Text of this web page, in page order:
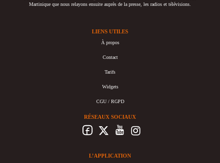
Martinique que nous relayons ensuite auprès de la presse, les radios et télévisions.
LIENS UTILES
À propos
Contact
Tarifs
Widgets
CGU / RGPD
RÉSEAUX SOCIAUX
L’APPLICATION